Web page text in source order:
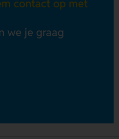
contact op met
we je graag